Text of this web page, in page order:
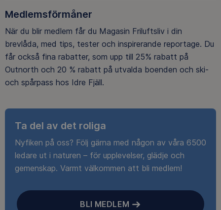
Medlemsförmåner
När du blir medlem får du Magasin Friluftsliv i din
brevlåda, med tips, tester och inspirerande reportage. Du
får också fina rabatter, som upp till 25% rabatt på
Outnorth och 20 % rabatt på utvalda boenden och ski-
och spårpass hos Idre Fjäll.
Ta del av det roliga
Nyfiken på oss? Följ gärna med någon av våra 6500
ledare ut i naturen – för upplevelser, glädje och
gemenskap. Varmt välkommen att bli medlem!
BLI MEDLEM